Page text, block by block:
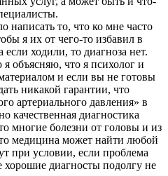
написать то, что ко мне часто
я их от чего-то избавил в
ходили, то диагноза нет.
я объясняю, что я психолог и
и если вы не готовы
никакой гарантии, что
артериального давления» в
качественная диагностика
многие болезни от головы и из
медицина может найти любой
при условии, если проблема
хорошие диагносты подолгу не